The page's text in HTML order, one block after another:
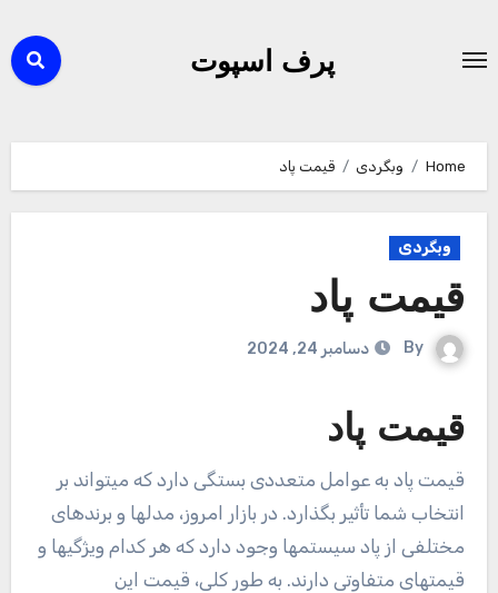
پرف اسپوت
Home وبگردی قیمت پاد
وبگردی
قیمت پاد
دسامبر 24, 2024
قیمت پاد
قیمت پاد به عوامل متعددی بستگی دارد که میتواند بر
انتخاب شما تأثیر بگذارد. در بازار امروز، مدلها و برندهای
مختلفی از پاد سیستمها وجود دارد که هر کدام ویژگیها و
قیمتهای متفاوتی دارند. به طور کلی، قیمت این